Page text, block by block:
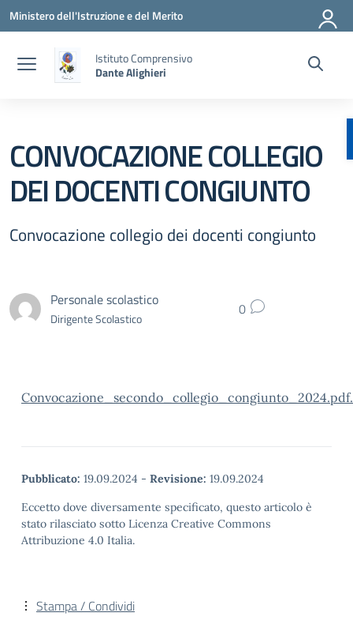
Vai ai contenuti
Vai al menu di navigazione
Vai al footer
Ministero dell'Istruzione e del Merito
Istituto Comprensivo
Dante Alighieri
CONVOCAZIONE COLLEGIO
DEI DOCENTI CONGIUNTO
Convocazione collegio dei docenti congiunto
Personale scolastico
Dirigente Scolastico 0
Pubblicato: 19.09.2024 - Revisione: 19.09.2024
Eccetto dove diversamente specificato, questo articolo è
stato rilasciato sotto Licenza Creative Commons
Attribuzione 4.0 Italia.
Stampa / Condividi